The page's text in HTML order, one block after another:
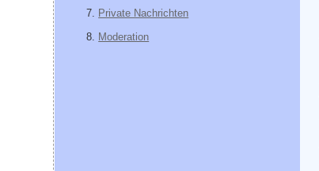
Private Nachrichten
Moderation